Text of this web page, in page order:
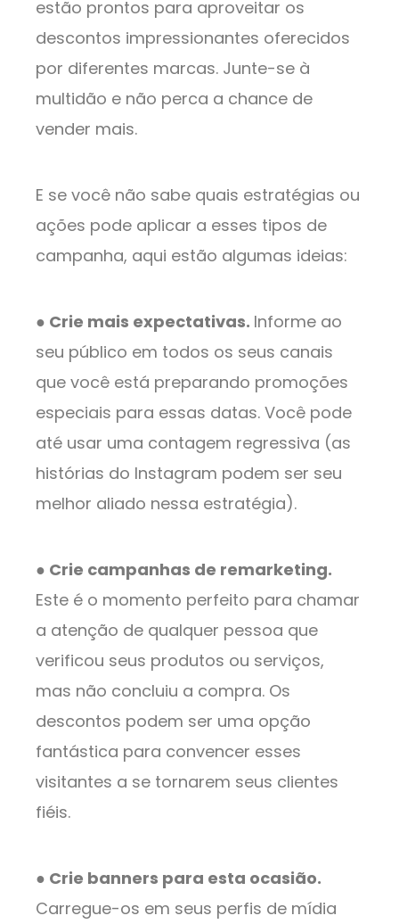
estão prontos para aproveitar os
descontos impressionantes oferecidos
por diferentes marcas. Junte-se à
multidão e não perca a chance de
vender mais.
E se você não sabe quais estratégias ou
ações pode aplicar a esses tipos de
campanha, aqui estão algumas ideias:
● Crie mais expectativas. Informe ao
seu público em todos os seus canais
que você está preparando promoções
especiais para essas datas. Você pode
até usar uma contagem regressiva (as
histórias do Instagram podem ser seu
melhor aliado nessa estratégia).
● Crie campanhas de remarketing.
Este é o momento perfeito para chamar
a atenção de qualquer pessoa que
verificou seus produtos ou serviços,
mas não concluiu a compra. Os
descontos podem ser uma opção
fantástica para convencer esses
visitantes a se tornarem seus clientes
fiéis.
● Crie banners para esta ocasião.
Carregue-os em seus perfis de mídia